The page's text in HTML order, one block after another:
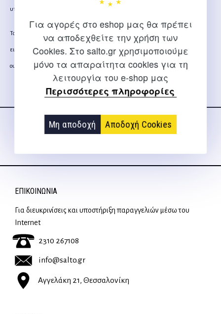
Για αγορές στο eshop μας θα πρέπει
να αποδεχθείτε την χρήση των
Cookies. Στο salto.gr χρησιμοποιούμε
μόνο τα απαραίτητα cookies για τη
λειτουργία του e-shop μας
Περισσότερες πληροφορίες
Μη αποδοχή Αποδοχή Cookies
υπεύθυνοι
Το συμπληρώνεται κατατοπιστικά
εισαγωγικά κείμενα,για τις συνθήκες της τότε εποχής ,οι οποίες επέβαλλαν
ουσιαστικά,αυτήν την πορεία αλλαγής.
Ακολουθήστε μας
στα social media
ΕΠΙΚΟΙΝΩΝΊΑ
Για διευκρινίσεις και υποστήριξη παραγγελιών μέσω του
Internet
2310 267108
info@salto.gr
Αγγελάκη 21, Θεσσαλονίκη